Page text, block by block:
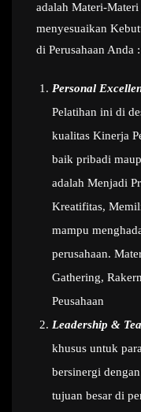
adalah Materi-
menyesuaikan
di Perusahaan Anda :
Personal
Pelatihan ini di
kualitas Kinerja
baik pribadi
adalah Menjadi
Kreatifitas,
mampu
perusahaan.
Gathering,
Peusahaan
Leadership &
khusus untuk
bersinergi
tujuan besar di